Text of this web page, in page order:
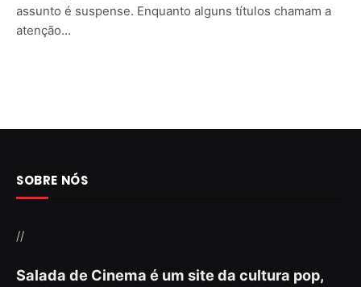
assunto é suspense. Enquanto alguns títulos chamam a
atenção…
SOBRE NÓS
//
Salada de Cinema é um site da cultura pop,